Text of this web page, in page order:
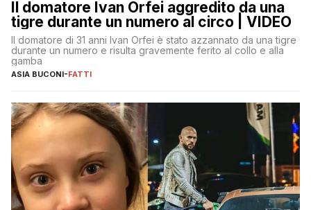
Il domatore Ivan Orfei aggredito da una
tigre durante un numero al circo | VIDEO
Il domatore di 31 anni Ivan Orfei è stato azzannato da una tigre
durante un numero e risulta gravemente ferito al collo e alla
gamba
ASIA BUCONI-FATTI